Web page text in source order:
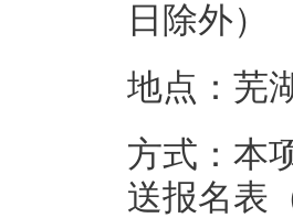
日除外）
地点：芜
方式：本
送报名表